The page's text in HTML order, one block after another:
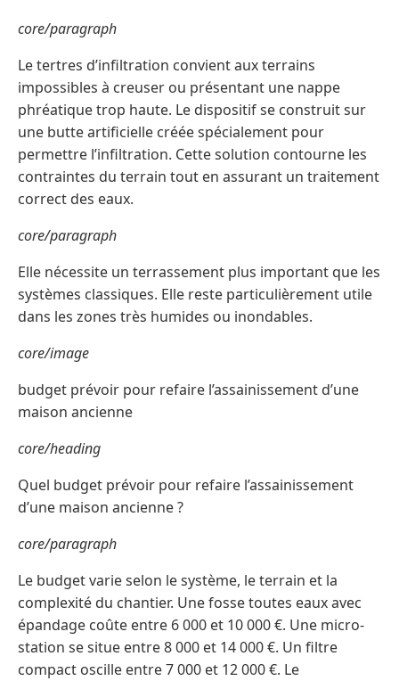
core/paragraph
Le tertres d’infiltration convient aux terrains
impossibles à creuser ou présentant une nappe
phréatique trop haute. Le dispositif se construit sur
une butte artificielle créée spécialement pour
permettre l’infiltration. Cette solution contourne les
contraintes du terrain tout en assurant un traitement
correct des eaux.
core/paragraph
Elle nécessite un terrassement plus important que les
systèmes classiques. Elle reste particulièrement utile
dans les zones très humides ou inondables.
core/image
budget prévoir pour refaire l’assainissement d’une
maison ancienne
core/heading
Quel budget prévoir pour refaire l’assainissement
d’une maison ancienne ?
core/paragraph
Le budget varie selon le système, le terrain et la
complexité du chantier. Une fosse toutes eaux avec
épandage coûte entre 6 000 et 10 000 €. Une micro-
station se situe entre 8 000 et 14 000 €. Un filtre
compact oscille entre 7 000 et 12 000 €. Le